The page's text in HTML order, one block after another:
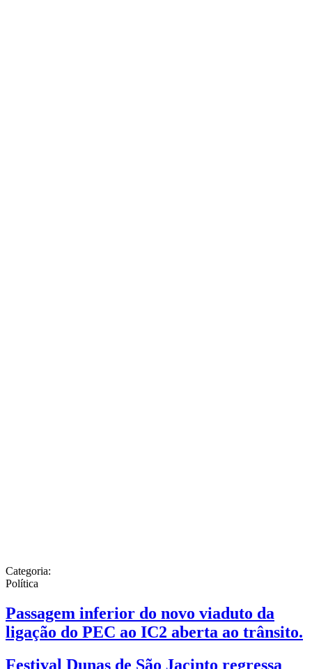
Categoria:
Política
Passagem inferior do novo viaduto da
ligação do PEC ao IC2 aberta ao trânsito.
Festival Dunas de São Jacinto regressa